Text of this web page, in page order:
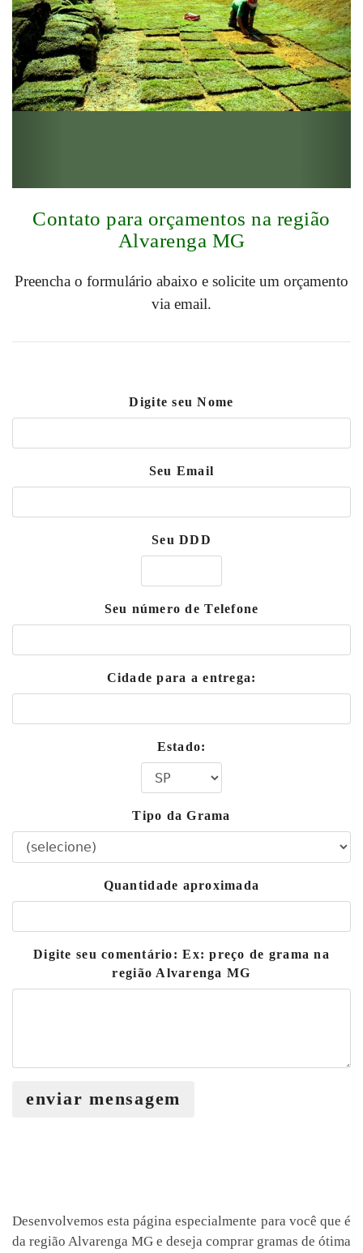
Contato para orçamentos na região
Alvarenga MG
Preencha o formulário abaixo e solicite um orçamento
via email.
Digite seu Nome
Seu Email
Seu DDD
Seu número de Telefone
Cidade para a entrega:
Estado:
Tipo da Grama
Quantidade aproximada
Digite seu comentário: Ex: preço de grama na
região Alvarenga MG
enviar mensagem
Desenvolvemos esta página especialmente para você que é
da região Alvarenga MG e deseja comprar gramas de ótima